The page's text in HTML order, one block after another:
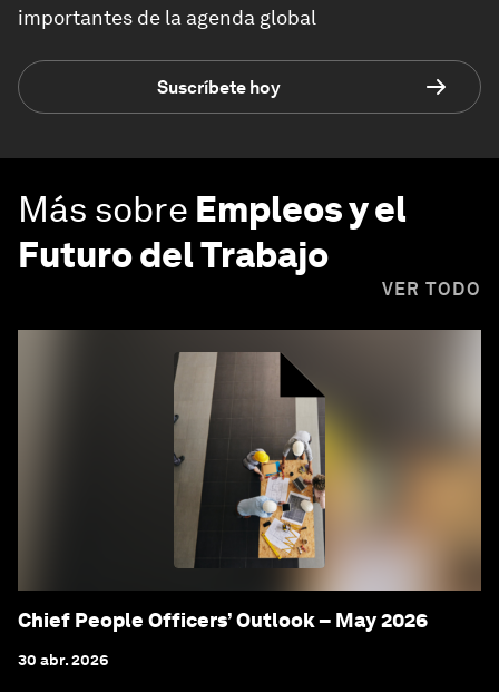
importantes de la agenda global
Suscríbete hoy
Más sobre Empleos y el
Futuro del Trabajo
VER TODO
Chief People Officers’ Outlook – May 2026
30 abr. 2026